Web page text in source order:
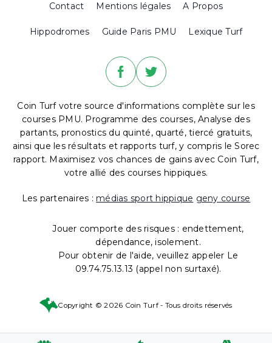
Contact Mentions légales A Propos
Hippodromes Guide Paris PMU Lexique Turf
Coin Turf votre source d'informations complète sur les
courses PMU. Programme des courses, Analyse des
partants, pronostics du quinté, quarté, tiercé gratuits,
ainsi que les résultats et rapports turf, y compris le Sorec
rapport. Maximisez vos chances de gains avec Coin Turf,
votre allié des courses hippiques.
Les partenaires : médias sport hippique geny course
Jouer comporte des risques : endettement,
dépendance, isolement.
Pour obtenir de l'aide, veuillez appeler Le
09.74.75.13.13 (appel non surtaxé).
Copyright © 2026 Coin Turf - Tous droits réservés